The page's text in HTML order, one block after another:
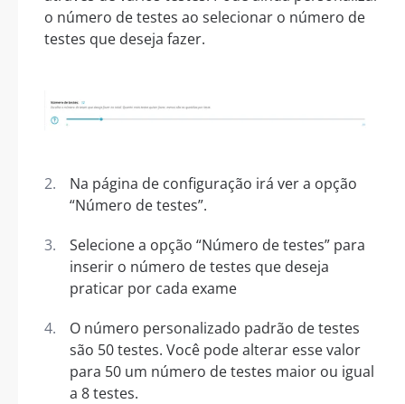
o número de testes ao selecionar o número de
testes que deseja fazer.
Na página de configuração irá ver a opção
“Número de testes”.
Selecione a opção “Número de testes” para
inserir o número de testes que deseja
praticar por cada exame
O número personalizado padrão de testes
são 50 testes. Você pode alterar esse valor
para 50 um número de testes maior ou igual
a 8 testes.